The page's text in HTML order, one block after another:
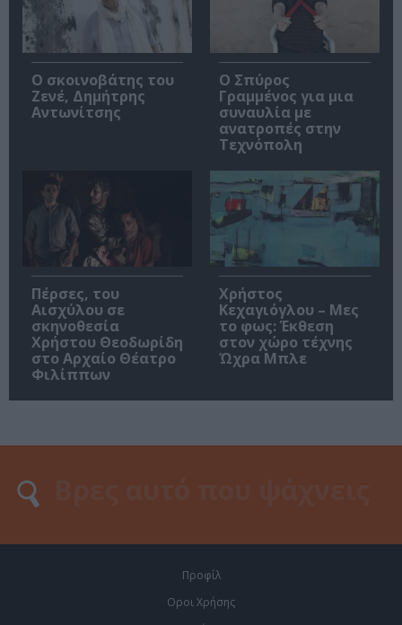
Ο σκοινοβάτης του
Ζενέ, Δημήτρης
Αντωνίτσης
Ο Σπύρος
Γραμμένος για μια
συναυλία με
ανατροπές στην
Τεχνόπολη
Πέρσες, του
Αισχύλου σε
σκηνοθεσία
Χρήστου Θεοδωρίδη
στο Αρχαίο Θέατρο
Φιλίππων
Χρήστος
Κεχαγιόγλου – Μες
το φως: Έκθεση
στον χώρο τέχνης
Ώχρα Μπλε
Προφίλ
Οροι Χρήσης